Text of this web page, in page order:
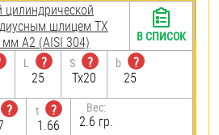
шлицем TX
мм А2 (AISI 304)
L
?
25
S
?
Tx20
b
?
25
?
t
?
1.66
Вес:
2.6 гр.
В СПИСОК